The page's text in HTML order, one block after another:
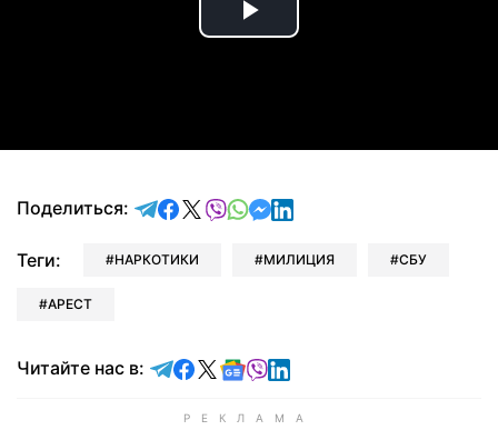
Play
Поделиться: отправить в Telegram
поделиться в Facebook
поделиться в X
отправить в Viber
отправить в Whatsapp
отправить в Messenger
отправить в LinkedIn
Теги: НАРКОТИКИ МИЛИЦИЯ СБУ
АРЕСТ
Читайте нас в: Читайте в Telegram
Читайте в Facebook
Читайте в X
Читайте в Google news
Читайте в Viber
Читайте в LinkedIn